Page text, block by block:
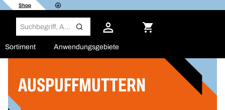
Shop
Sortiment Anwendungsgebiete
AUSPUFFMUTTERN
Filter